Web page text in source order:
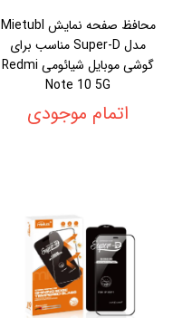
محافظ صفحه نمایش Mietubl
مدل Super-D مناسب برای
گوشی موبایل شیائومی Redmi
Note 10 5G
اتمام موجودی